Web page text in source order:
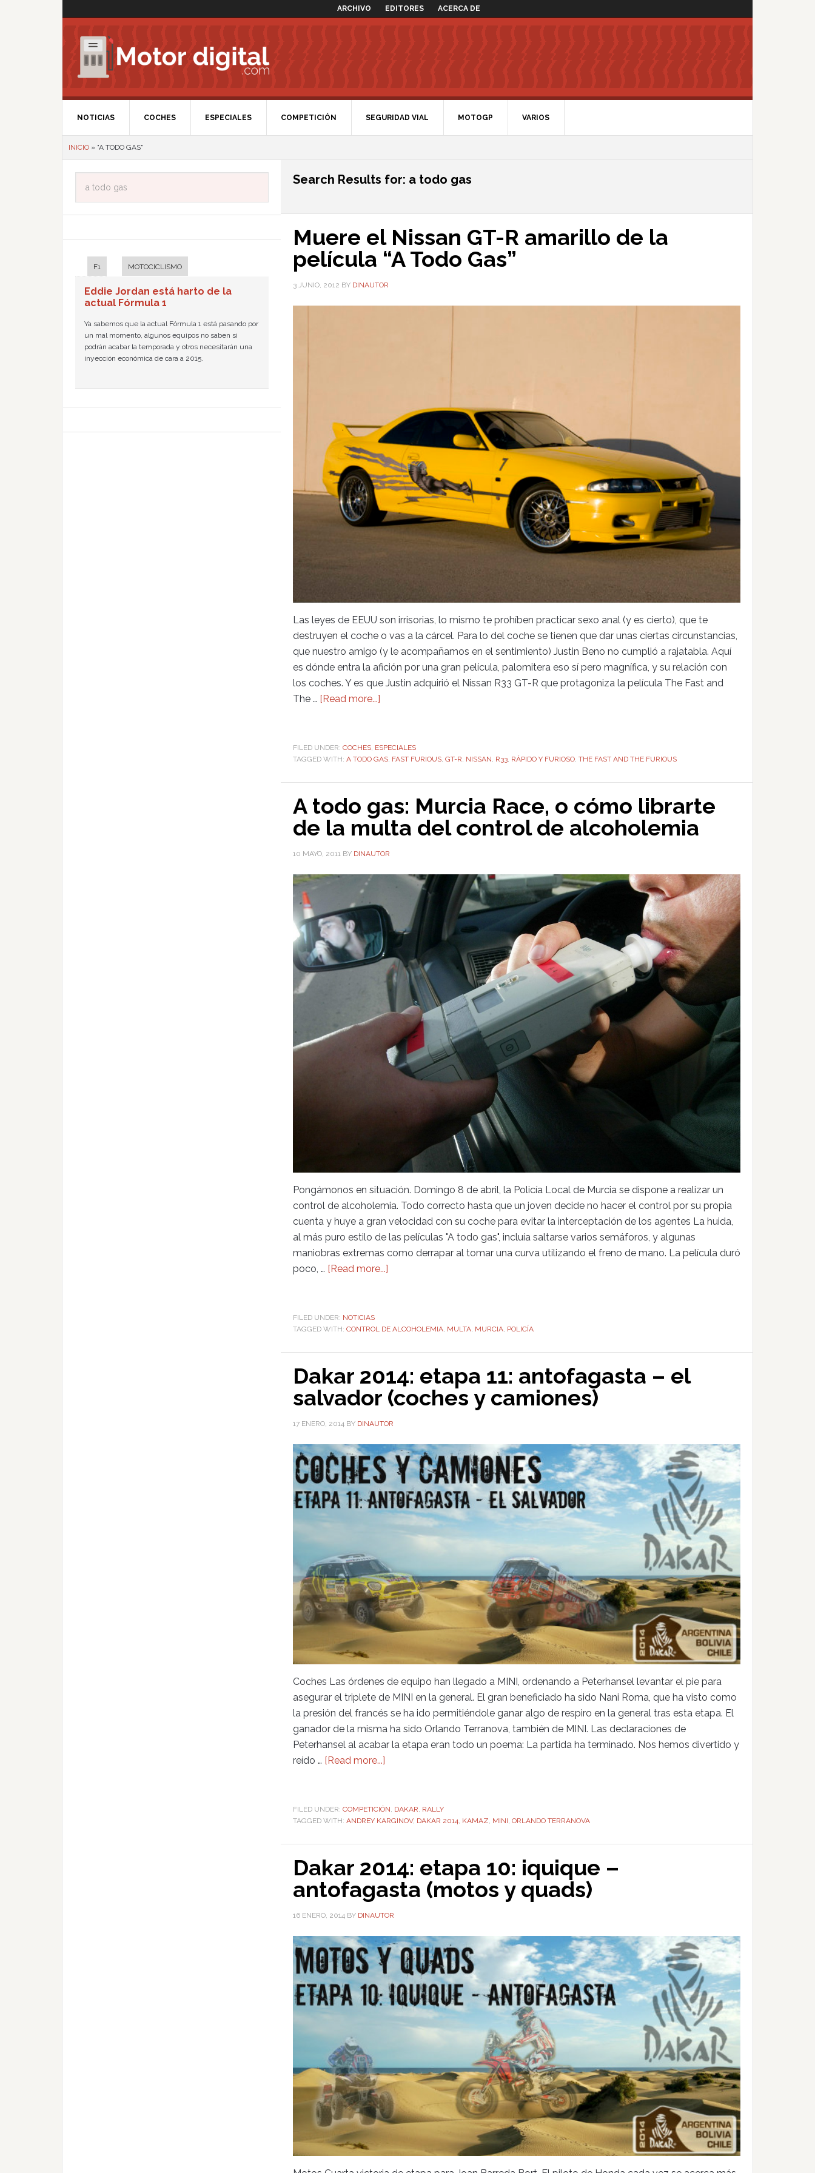
ARCHIVO EDITORES ACERCA DE
NOTICIAS COCHES ESPECIALES COMPETICIÓN SEGURIDAD VIAL MOTOGP VARIOS
INICIO » "A TODO GAS"
Search Results for: a todo gas
Muere el Nissan GT-R amarillo de la
película “A Todo Gas”
3 JUNIO, 2012 BY DINAUTOR
Las leyes de EEUU son irrisorias, lo mismo te prohíben practicar sexo anal (y es cierto), que te
destruyen el coche o vas a la cárcel. Para lo del coche se tienen que dar unas ciertas circunstancias,
que nuestro amigo (y le acompañamos en el sentimiento) Justin Beno no cumplió a rajatabla. Aquí
es dónde entra la afición por una gran película, palomitera eso sí pero magnífica, y su relación con
los coches. Y es que Justin adquirió el Nissan R33 GT-R que protagoniza la película The Fast and
The … [Read more...]
FILED UNDER: COCHES ESPECIALES
TAGGED WITH: A TODO GAS FAST FURIOUS GT-R NISSAN R33 RÁPIDO Y FURIOSO THE FAST AND THE FURIOUS
A todo gas: Murcia Race, o cómo librarte
de la multa del control de alcoholemia
10 MAYO, 2011 BY DINAUTOR
Pongámonos en situación. Domingo 8 de abril, la Policía Local de Murcia se dispone a realizar un
control de alcoholemia. Todo correcto hasta que un joven decide no hacer el control por su propia
cuenta y huye a gran velocidad con su coche para evitar la interceptación de los agentes La huida,
al más puro estilo de las películas "A todo gas", incluía saltarse varios semáforos, y algunas
maniobras extremas como derrapar al tomar una curva utilizando el freno de mano. La película duró
poco, … [Read more...]
FILED UNDER: NOTICIAS
TAGGED WITH: CONTROL DE ALCOHOLEMIA, MULTA, MURCIA, POLICÍA
Dakar 2014: etapa 11: antofagasta – el
salvador (coches y camiones)
17 ENERO, 2014 BY DINAUTOR
Coches Las órdenes de equipo han llegado a MINI, ordenando a Peterhansel levantar el pie para
asegurar el triplete de MINI en la general. El gran beneficiado ha sido Nani Roma, que ha visto como
la presión del francés se ha ido permitiéndole ganar algo de respiro en la general tras esta etapa. El
ganador de la misma ha sido Orlando Terranova, también de MINI. Las declaraciones de
Peterhansel al acabar la etapa eran todo un poema: La partida ha terminado. Nos hemos divertido y
reído … [Read more...]
FILED UNDER: COMPETICIÓN, DAKAR, RALLY
TAGGED WITH: ANDREY KARGINOV, DAKAR 2014, KAMAZ, MINI, ORLANDO TERRANOVA
Dakar 2014: etapa 10: iquique –
antofagasta (motos y quads)
16 ENERO, 2014 BY DINAUTOR
F1 MOTOCICLISMO
Eddie Jordan está harto de la
actual Fórmula 1
Ya sabemos que la actual Fórmula 1 está pasando por
un mal momento, algunos equipos no saben si
podrán acabar la temporada y otros necesitarán una
inyección económica de cara a 2015.